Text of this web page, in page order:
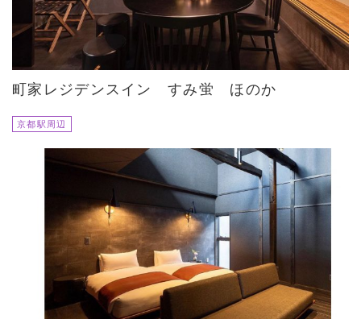
町家レジデンスイン すみ蛍 ほのか
京都駅周辺